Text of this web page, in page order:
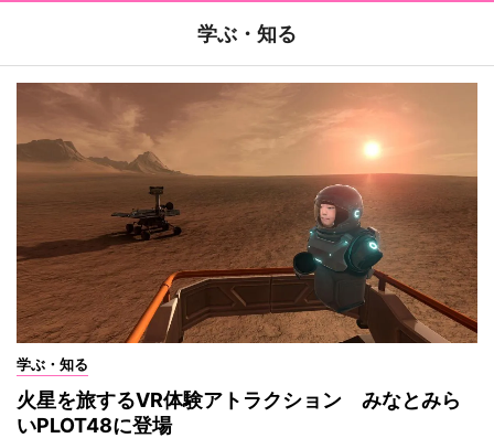
学ぶ・知る
学ぶ・知る
火星を旅するVR体験アトラクション みなとみら
いPLOT48に登場